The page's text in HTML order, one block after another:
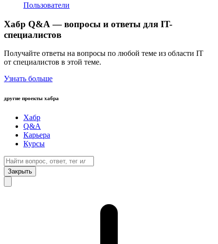
Пользователи
Хабр Q&A — вопросы и ответы для IT-
специалистов
Получайте ответы на вопросы по любой теме из области IT
от специалистов в этой теме.
Узнать больше
другие проекты хабра
Хабр
Q&A
Карьера
Курсы
Закрыть